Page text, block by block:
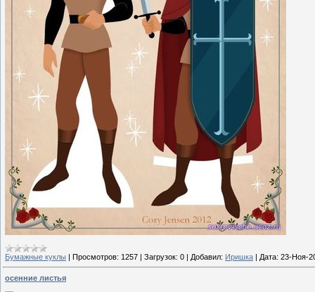
Бумажные куклы | Просмотров: 1257 | Загрузок: 0 | Добавил: Иришка | Дата: 23-Ноя-
осенние листья